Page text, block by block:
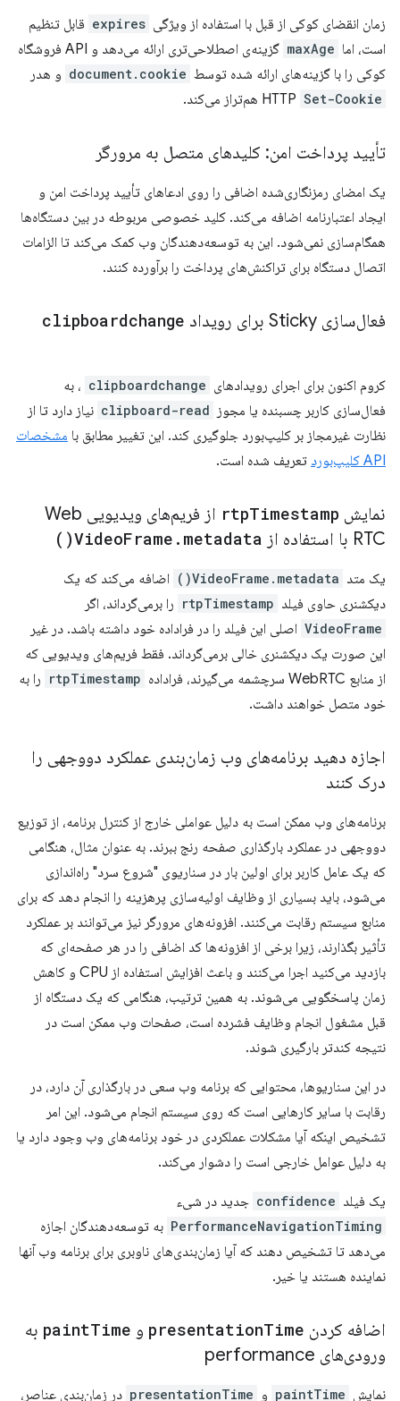
زمان انقضای کوکی از قبل با استفاده از ویژگی expires قابل تنظیم
است، اما maxAge
گزینه‌ی اصطلاحی‌تری ارائه می‌دهد و API فروشگاه
کوکی را با گزینه‌های ارائه شده توسط document.cookie و هدر
HTTP Set-Cookie هم‌تراز می‌کند.
تأیید پرداخت امن: کلیدهای متصل به مرورگر
یک امضای رمزنگاری‌شده اضافی را روی ادعاهای تأیید پرداخت امن و
ایجاد اعتبارنامه اضافه می‌کند. کلید خصوصی مربوطه در بین دستگاه‌ها
همگام‌سازی نمی‌شود. این به توسعه‌دهندگان وب کمک می‌کند تا الزامات
اتصال دستگاه برای تراکنش‌های پرداخت را برآورده کنند.
فعال‌سازی Sticky برای رویداد clipboardchange
کروم اکنون برای اجرای رویدادهای clipboardchange ، به
فعال‌سازی کاربر چسبنده یا مجوز clipboard-read نیاز دارد تا از
نظارت غیرمجاز بر کلیپ‌بورد جلوگیری کند. این تغییر مطابق با مشخصات
API کلیپ‌بورد
تعریف شده است.
نمایش rtpTimestamp
از فریم‌های ویدیویی Web
RTC با استفاده از
VideoFrame . metadata(
)
یک متد VideoFrame.metadata()
اضافه می‌کند که یک
دیکشنری حاوی فیلد rtpTimestamp را برمی‌گرداند، اگر
VideoFrame اصلی این فیلد را در فراداده خود داشته باشد. در غیر
این صورت یک دیکشنری خالی برمی‌گرداند. فقط فریم‌های ویدیویی که
از منابع WebRTC سرچشمه می‌گیرند، فراداده
rtpTimestamp را به
خود متصل خواهند داشت.
اجازه دهید برنامه‌های وب زمان‌بندی عملکرد دووجهی را
درک کنند
برنامه‌های وب ممکن است به دلیل عواملی خارج از کنترل برنامه، از توزیع
دووجهی در عملکرد بارگذاری صفحه رنج ببرند. به عنوان مثال، هنگامی
که یک عامل کاربر برای اولین بار در سناریوی "شروع سرد" راه‌اندازی
می‌شود، باید بسیاری از وظایف اولیه‌سازی پرهزینه را انجام دهد که برای
منابع سیستم رقابت می‌کنند. افزونه‌های مرورگر نیز می‌توانند بر عملکرد
تأثیر بگذارند، زیرا برخی از افزونه‌ها کد اضافی را در هر صفحه‌ای که
بازدید می‌کنید اجرا می‌کنند و باعث افزایش استفاده از CPU و کاهش
زمان پاسخگویی می‌شوند. به همین ترتیب، هنگامی که یک دستگاه از
قبل مشغول انجام وظایف فشرده است، صفحات وب ممکن است در
نتیجه کندتر بارگیری شوند.
در این سناریوها، محتوایی که برنامه وب سعی در بارگذاری آن دارد، در
رقابت با سایر کارهایی است که روی سیستم انجام می‌شود. این امر
تشخیص اینکه آیا مشکلات عملکردی در خود برنامه‌های وب وجود دارد یا
به دلیل عوامل خارجی است را دشوار می‌کند.
یک فیلد confidence جدید در شیء
PerformanceNavigationTiming به توسعه‌دهندگان اجازه
می‌دهد تا تشخیص دهند که آیا زمان‌بندی‌های ناوبری برای برنامه وب آنها
نماینده هستند یا خیر.
اضافه کردن presentationTime و paintTime
به
ورودی‌های performance
نمایش paintTime و presentationTime در زمان‌بندی عناصر،